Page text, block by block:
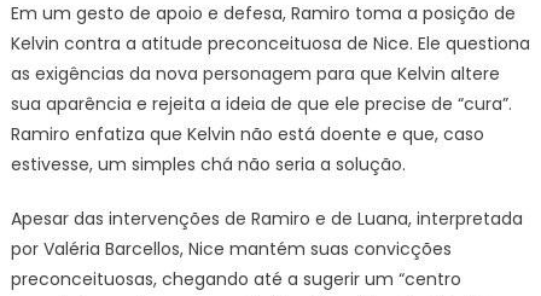
Em um gesto de apoio e defesa, Ramiro toma a posição de
Kelvin contra a atitude preconceituosa de Nice. Ele questiona
as exigências da nova personagem para que Kelvin altere
sua aparência e rejeita a ideia de que ele precise de “cura”.
Ramiro enfatiza que Kelvin não está doente e que, caso
estivesse, um simples chá não seria a solução.
Apesar das intervenções de Ramiro e de Luana, interpretada
por Valéria Barcellos, Nice mantém suas convicções
preconceituosas, chegando até a sugerir um “centro